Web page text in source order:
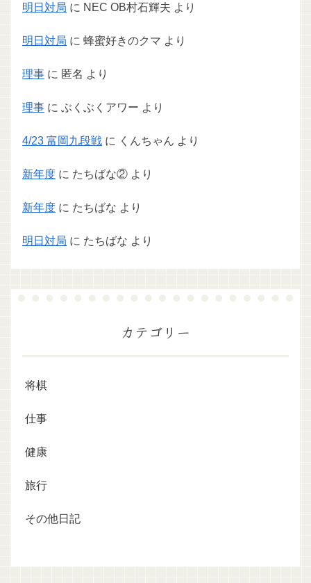
明日対局 に NEC OB村石輝夫 より
明日対局 に 蜂蜜好きのクマ より
理事 に 匿名 より
理事 に ぶくぶくアワー より
4/23 富岡九段戦 に くんちゃん より
新年度 に たちばな② より
新年度 に たちばな より
明日対局 に たちばな より
カテゴリー
将棋
仕事
健康
旅行
その他日記